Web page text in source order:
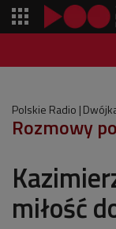
Polskie Radio
Rozmowy
miłość